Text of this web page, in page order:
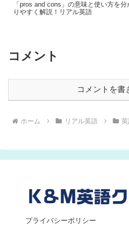
「pros and cons」の意味と使い方を分
りやすく解説！リアル英語
コメント
コメントを書
ホーム リアル英語
プライバシーポリシー